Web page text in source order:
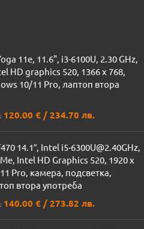
11e, 11.6", i3-6100U, 2.30 GHz,
HD graphics 520, 1366 x 768,
10/11 Pro, лаптоп втора
120.00 € / 234.70 лв.
14.1″, Intel i5-6300U@2.40GHz,
Intel HD Graphics 520, 1920 x
Pro, камера, подсветка,
втора употреба
140.00 € / 273.82 лв.